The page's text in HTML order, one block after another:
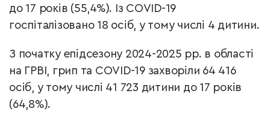
до 17 років (55,4%). Із COVID-19
госпіталізовано 18 осіб, у тому числі 4 дитини.
З початку епідсезону 2024-2025 рр. в області
на ГРВІ, грип та COVID-19 захворіли 64 416
осіб, у тому числі 41 723 дитини до 17 років
(64,8%).